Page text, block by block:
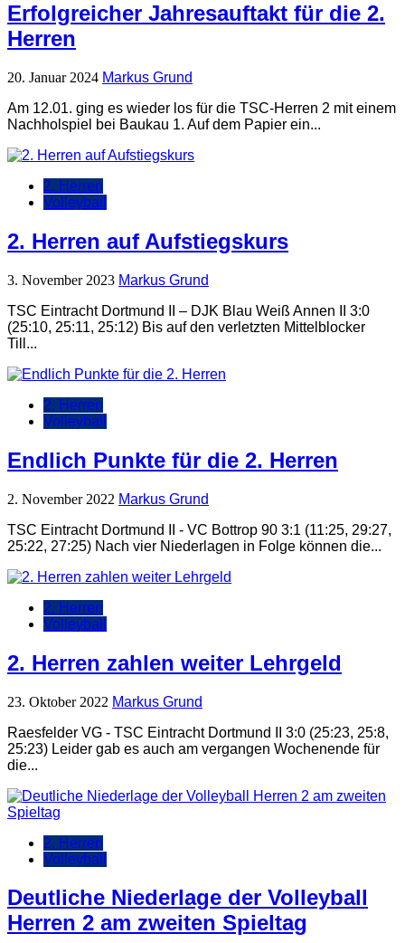
Erfolgreicher Jahresauftakt für die 2.
Herren
20. Januar 2024 Markus Grund
Am 12.01. ging es wieder los für die TSC-Herren 2 mit einem
Nachholspiel bei Baukau 1. Auf dem Papier ein...
2. Herren
Volleyball
2. Herren auf Aufstiegskurs
3. November 2023 Markus Grund
TSC Eintracht Dortmund II – DJK Blau Weiß Annen II 3:0
(25:10, 25:11, 25:12) Bis auf den verletzten Mittelblocker
Till...
2. Herren
Volleyball
Endlich Punkte für die 2. Herren
2. November 2022 Markus Grund
TSC Eintracht Dortmund II - VC Bottrop 90 3:1 (11:25, 29:27,
25:22, 27:25) Nach vier Niederlagen in Folge können die...
2. Herren
Volleyball
2. Herren zahlen weiter Lehrgeld
23. Oktober 2022 Markus Grund
Raesfelder VG - TSC Eintracht Dortmund II 3:0 (25:23, 25:8,
25:23) Leider gab es auch am vergangen Wochenende für
die...
2. Herren
Volleyball
Deutliche Niederlage der Volleyball
Herren 2 am zweiten Spieltag